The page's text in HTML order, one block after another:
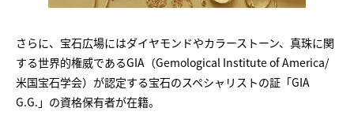
さらに、宝石広場にはダイヤモンドやカラーストーン、真珠に関
する世界的権威であるGIA（Gemological Institute of America/
米国宝石学会）が認定する宝石のスペシャリストの証「GIA
G.G.」の資格保有者が在籍。